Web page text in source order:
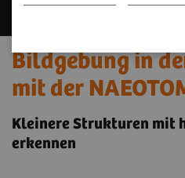
Bildgebung in
mit der
Kleinere Strukturen mit
erkennen